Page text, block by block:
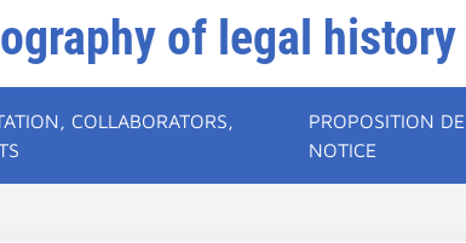
of legal
COLLABORATORS,
PROPOSITION DE
NOTICE